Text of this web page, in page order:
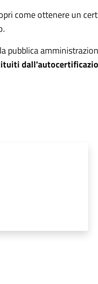
come ottenere un
pubblica